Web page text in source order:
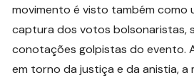
movimento é visto também como
captura dos votos bolsonaristas,
conotações golpistas do evento.
em torno da justiça e da anistia, a